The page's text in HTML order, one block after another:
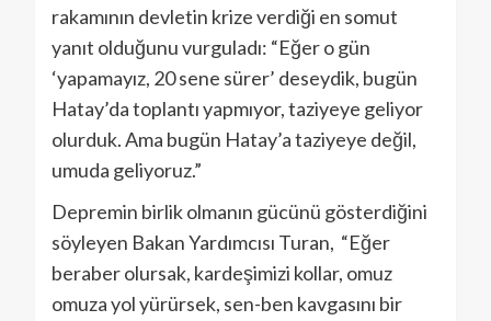
rakamının devletin krize verdiği en somut
yanıt olduğunu vurguladı: “Eğer o gün
‘yapamayız, 20 sene sürer’ deseydik, bugün
Hatay’da toplantı yapmıyor, taziyeye geliyor
olurduk. Ama bugün Hatay’a taziyeye değil,
umuda geliyoruz.”
Depremin birlik olmanın gücünü gösterdiğini
söyleyen Bakan Yardımcısı Turan, “Eğer
beraber olursak, kardeşimizi kollar, omuz
omuza yol yürürsek, sen-ben kavgasını bir